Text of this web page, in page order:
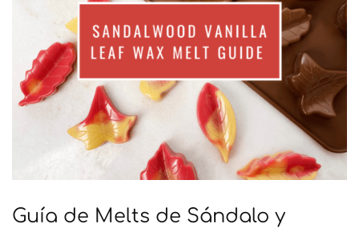
Guía de Melts de Sándalo y